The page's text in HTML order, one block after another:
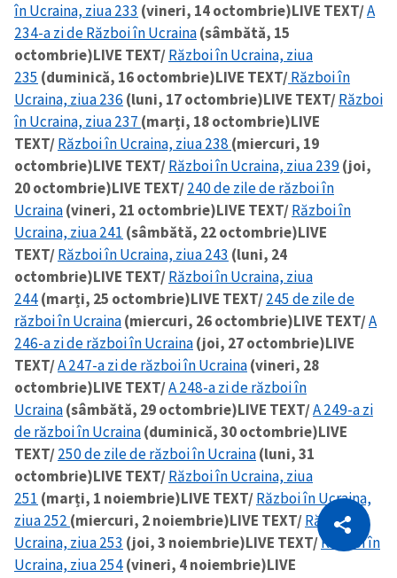
Copiază Link
în Ucraina, ziua 233 (vineri, 14 octombrie)LIVE TEXT/A
234-a zi de Război în Ucraina(sâmbătă, 15
octombrie)LIVE TEXT/Război în Ucraina, ziua
235 (duminică, 16 octombrie)LIVE TEXT/Război în
Ucraina, ziua 236 (luni, 17 octombrie)LIVE TEXT/Război
în Ucraina, ziua 237 (marți, 18 octombrie)LIVE
TEXT/Război în Ucraina, ziua 238 (miercuri, 19
octombrie)LIVE TEXT/Război în Ucraina, ziua 239(joi,
20 octombrie)LIVE TEXT/240 de zile de război în
Ucraina(vineri, 21 octombrie)LIVE TEXT/Război în
Ucraina, ziua 241 (sâmbătă, 22 octombrie)LIVE
TEXT/Război în Ucraina, ziua 243 (luni, 24
octombrie)LIVE TEXT/Război în Ucraina, ziua
244(marți, 25 octombrie)LIVE TEXT/245 de zile de
război în Ucraina(miercuri, 26 octombrie)LIVE TEXT/A
246-a zi de război în Ucraina(joi, 27 octombrie)LIVE
TEXT/A 247-a zi de război în Ucraina(vineri, 28
octombrie)LIVE TEXT/A 248-a zi de război în
Ucraina(sâmbătă, 29 octombrie)LIVE TEXT/A 249-a zi
de război în Ucraina(duminică, 30 octombrie)LIVE
TEXT/250 de zile de război în Ucraina(luni, 31
octombrie)LIVE TEXT/Război în Ucraina, ziua
251 (marți, 1 noiembrie)LIVE TEXT/Război în Ucraina,
ziua 252 (miercuri, 2 noiembrie)LIVE TEXT/Război în
Ucraina, ziua 253 (joi, 3 noiembrie)LIVE TEXT/Război în
Ucraina, ziua 254(vineri, 4 noiembrie)LIVE
Citește articolul
CITEȘTE